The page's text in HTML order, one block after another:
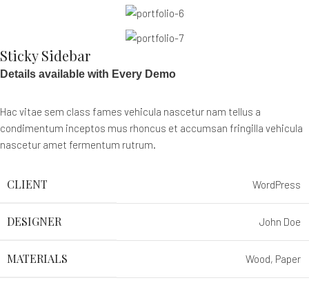
Sticky Sidebar
Details available with Every Demo
Hac vitae sem class fames vehicula nascetur nam tellus a
condimentum inceptos mus rhoncus et accumsan fringilla vehicula
nascetur amet fermentum rutrum.
CLIENT WordPress
DESIGNER John Doe
MATERIALS Wood, Paper